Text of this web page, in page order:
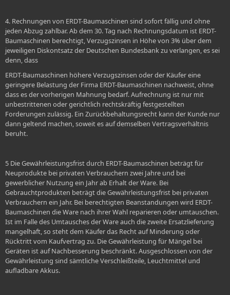
4. Rechnungen von ERDT-Baumaschinen sind sofort fällig und ohne
jeden Abzug zahlbar. Ab dem 30. Tag nach Rechnungsdatum ist ERDT-
Baumaschinen berechtigt, Verzugszinsen in Höhe von 3% über dem
jeweiligen Diskontsatz der Deutschen Bundesbank zu verlangen, es sei
denn, dass
ERDT-Baumaschinen höhere Verzugszinsen oder der Käufer eine
geringere Belastung der Firma ERDT-Baumaschinen nachweist, ohne
dass es der vorherigen Mahnung bedarf. Aufrechnung ist nur mit
unbestrittenen oder gerichtlich rechtskräftig festgestellten
Forderungen zulässig. Ein Zurückbehaltungsrecht kann der Kunde nur
dann geltend machen, soweit es auf demselben Vertragsverhältnis
beruht.
5 Die Gewährleistungsfrist durch ERDT-Baumaschinen beträgt für
Neuprodukte bei privaten Verbrauchern zwei Jahre und bei
gewerblicher Nutzung ein Jahr ab Erhalt der Ware. Bei
Gebrauchtprodukten beträgt die Gewährleistungsfrist bei privaten
Verbrauchern ein Jahr. Bei berechtigten Beanstandungen wird ERDT-
Baumaschinen die Ware nach ihrer Wahl reparieren oder umtauschen.
Ist im Falle des Umtausches der Ware auch die zweite Ersatzlieferung
mangelhaft, so steht dem Käufer das Recht auf Minderung oder
Rücktritt vom Kaufvertrag zu. Die Gewährleistung für Mängel bei
Geräten ist auf Nachbesserung beschränkt. Ausgeschlossen von der
Gewährleistung sind sämtliche Verschleißteile, Leuchtmittel und
aufladbare Akkus.